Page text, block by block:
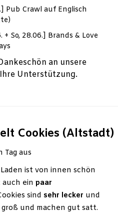
Pub Crawl auf Englisch
+ So, 28.06.] Brands & Love
an unsere
Unterstützung.
Cookies (Altstadt)
Tag aus
Laden ist von innen schön
ein paar
sind sehr lecker und
groß und machen gut satt.